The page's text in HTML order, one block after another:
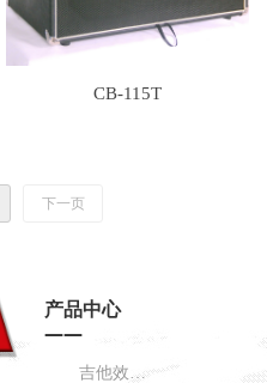
CB-115T
下一页
产品中心
——
吉他效果器